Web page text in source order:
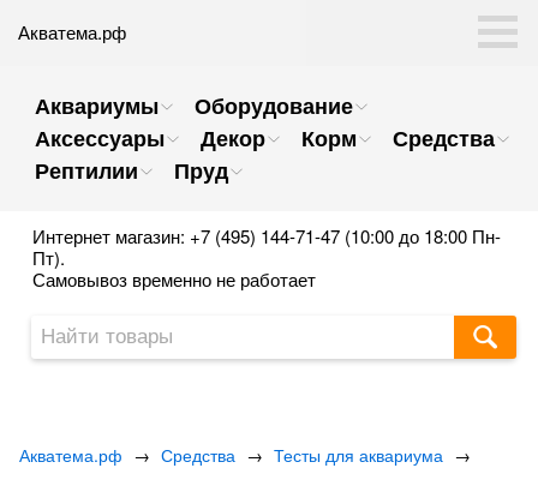
Акватема.рф
Аквариумы
Оборудование
Аксессуары
Декор Корм
Средства
Рептилии
Пруд
Интернет магазин: +7 (495) 144-71-47 (10:00 до 18:00 Пн-
Пт).
Самовывоз временно не работает
Акватема.рф → Средства → Тесты для аквариума →